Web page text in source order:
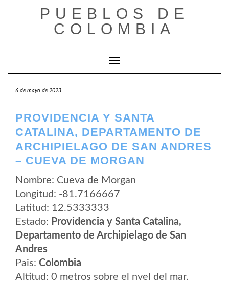
PUEBLOS DE
COLOMBIA
Cambiar modo de navegación
6 de mayo de 2023
PROVIDENCIA Y SANTA
CATALINA, DEPARTAMENTO DE
ARCHIPIELAGO DE SAN ANDRES
– CUEVA DE MORGAN
Nombre: Cueva de Morgan
Longitud: -81.7166667
Latitud: 12.5333333
Estado: Providencia y Santa Catalina,
Departamento de Archipielago de San
Andres
Pais: Colombia
Altitud: 0 metros sobre el nvel del mar.